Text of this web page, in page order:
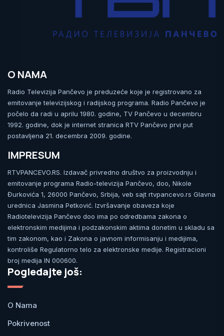
O NAMA
Radio Televizija Pančevo je preduzeće koje je registrovano za
emitovanje televizijskog i radijskog programa. Radio Pančevo je
počelo da radi u aprilu 1980. godine, TV Pančevo u decembru
1992. godine, dok je internet stranica RTV Pančevo prvi put
postavljena 21. decembra 2009. godine.
IMPRESUM
RTVPANCEVO.RS. Izdavač privredno društvo za proizvodnju i
emitovanje programa Radio-televizija Pančevo, doo, Nikole
Đurkovića 1, 26000 Pančevo, Srbija, veb sajt rtvpancevo.rs Glavna
urednica Jasmina Petković. Izvršavanje obaveza koje
Radiotelevizija Pančevo doo ima po odredbama zakona o
elektronskim medijima i podzakonskim aktima donetim u skladu sa
tim zakonom, kao i Zakona o javnom informisanju i medijima,
kontroliše Regulatorno telo za elektronske medije. Registracioni
broj medija IN 000600.
Pogledajte još:
O Nama
Pokrivenost